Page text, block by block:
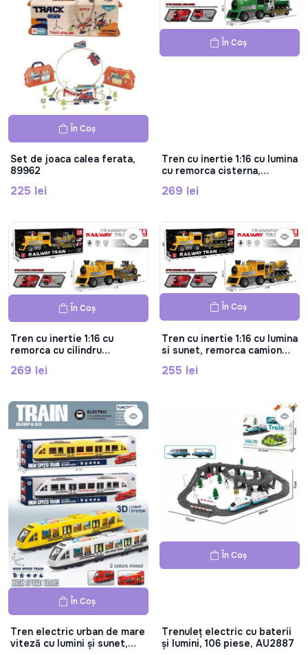
În Coș
Set de joaca calea ferata,
89962
225 lei
În Coș
Tren cu inertie 1:16 cu lumina
cu remorca cisterna,
269 lei
În Coș
Tren cu inertie 1:16 cu
remorca cu cilindru
sunet, MJX100A-3
269 lei
În Coș
Tren cu inertie 1:16 cu lumina
si sunet, remorca camion
MJX100A-1
255 lei
În Coș
Tren electric urban de mare
viteză cu lumini și sunet,
În Coș
Trenuleț electric cu baterii
și lumini, 106 piese, AU2887